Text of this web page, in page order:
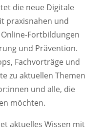
die neue Digitale
praxisnahen und
Fortbildungen
und Prävention.
Fachvorträge und
zu aktuellen Themen
und alle, die
möchten.
aktuelles Wissen mit